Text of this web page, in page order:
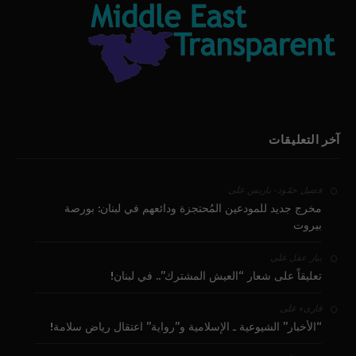
آخر التعليقات
فضيل حمّود - باريس على
مخرج جديد للمودعين المُحتجزة ودائعهم في لبنان: بورصة
بيروت
بيار عقل على
تعليقاً على شعار “العيش المشترك”.. في لبنان!
قارىء على
“الأخبار” الشيوعية ـ الإسلامية و”رواية” اعتقال رياض سلامة!